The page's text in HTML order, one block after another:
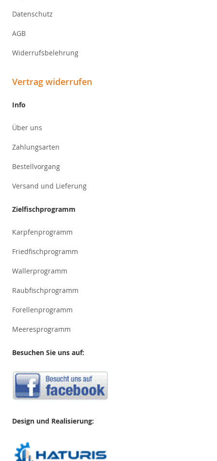
Datenschutz
AGB
Widerrufsbelehrung
Vertrag widerrufen
Info
Über uns
Zahlungsarten
Bestellvorgang
Versand und Lieferung
Zielfischprogramm
Karpfenprogramm
Friedfischprogramm
Wallerprogramm
Raubfischprogramm
Forellenprogramm
Meeresprogramm
Besuchen Sie uns auf:
Design und Realisierung: